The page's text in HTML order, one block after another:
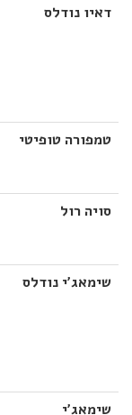
דאיו נודלס
טמפורה טופיטי
סויה רול
שימאג'י נודלס
שימאג'י